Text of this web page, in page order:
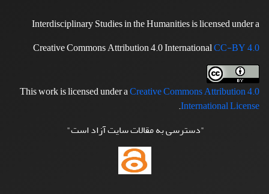
Interdisciplinary Studies in the Humanities is licensed under a
Creative Commons Attribution 4.0 InternationalCC-BY 4.0
This work is licensed under aCreative Commons Attribution 4.0
International License
.
"دسترسی به مقالات سایت آزاد است"